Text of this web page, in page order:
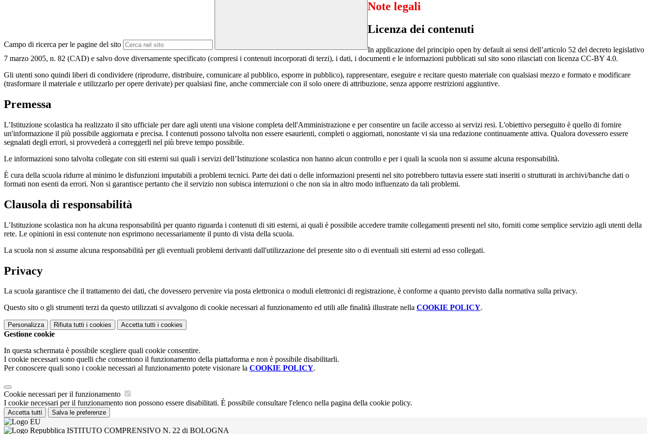
Campo di ricerca per le pagine del sito
Note legali
Licenza dei contenuti
In applicazione del principio open by default ai sensi dell’articolo 52 del decreto legislativo
7 marzo 2005, n. 82 (CAD) e salvo dove diversamente specificato (compresi i contenuti incorporati di terzi), i dati, i documenti e le informazioni pubblicati sul sito sono rilasciati con licenza CC-BY 4.0.
Gli utenti sono quindi liberi di condividere (riprodurre, distribuire, comunicare al pubblico, esporre in pubblico), rappresentare, eseguire e recitare questo materiale con qualsiasi mezzo e formato e modificare
(trasformare il materiale e utilizzarlo per opere derivate) per qualsiasi fine, anche commerciale con il solo onere di attribuzione, senza apporre restrizioni aggiuntive.
Premessa
L’Istituzione scolastica ha realizzato il sito ufficiale per dare agli utenti una visione completa dell'Amministrazione e per consentire un facile accesso ai servizi resi. L'obiettivo perseguito è quello di fornire
un'informazione il più possibile aggiornata e precisa. I contenuti possono talvolta non essere esaurienti, completi o aggiornati, nonostante vi sia una redazione continuamente attiva. Qualora dovessero essere
segnalati degli errori, si provvederà a correggerli nel più breve tempo possibile.
Le informazioni sono talvolta collegate con siti esterni sui quali i servizi dell’Istituzione scolastica non hanno alcun controllo e per i quali la scuola non si assume alcuna responsabilità.
È cura della scuola ridurre al minimo le disfunzioni imputabili a problemi tecnici. Parte dei dati o delle informazioni presenti nel sito potrebbero tuttavia essere stati inseriti o strutturati in archivi/banche dati o
formati non esenti da errori. Non si garantisce pertanto che il servizio non subisca interruzioni o che non sia in altro modo influenzato da tali problemi.
Clausola di responsabilità
L’Istituzione scolastica non ha alcuna responsabilità per quanto riguarda i contenuti di siti esterni, ai quali è possibile accedere tramite collegamenti presenti nel sito, forniti come semplice servizio agli utenti della
rete. Le opinioni in essi contenute non esprimono necessariamente il punto di vista della scuola.
La scuola non si assume alcuna responsabilità per gli eventuali problemi derivanti dall'utilizzazione del presente sito o di eventuali siti esterni ad esso collegati.
Privacy
La scuola garantisce che il trattamento dei dati, che dovessero pervenire via posta elettronica o moduli elettronici di registrazione, è conforme a quanto previsto dalla normativa sulla privacy.
Questo sito o gli strumenti terzi da questo utilizzati si avvalgono di cookie necessari al funzionamento ed utili alle finalità illustrate nella COOKIE POLICY.
Personalizza Rifiuta tutti i cookies Accetta tutti i cookies
Gestione cookie
In questa schermata è possibile scegliere quali cookie consentire.
I cookie necessari sono quelli che consentono il funzionamento della piattaforma e non è possibile disabilitarli.
Per conoscere quali sono i cookie necessari al funzionamento potete visionare la COOKIE POLICY.
Cookie necessari per il funzionamento
I cookie necessari per il funzionamento non possono essere disabilitati. È possibile consultare l'elenco nella pagina della cookie policy.
Accetta tutti Salva le preferenze
ISTITUTO COMPRENSIVO N. 22 di BOLOGNA